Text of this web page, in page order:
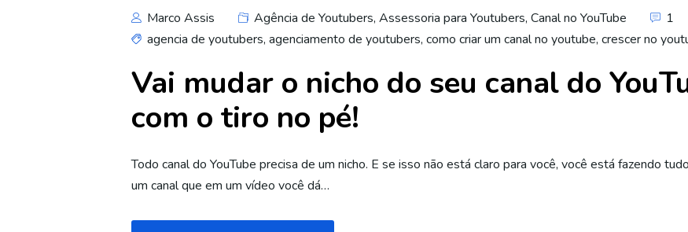
Marco Assis Agência de Youtubers, Assessoria para Youtubers, Canal no YouTube 1
agencia de youtubers, agenciamento de youtubers, como criar um canal no youtube, crescer no
Vai mudar o nicho do seu canal do
com o tiro no pé!
Todo canal do YouTube precisa de um nicho. E se isso não está claro para você, você está fazendo
um canal que em um vídeo você dá…